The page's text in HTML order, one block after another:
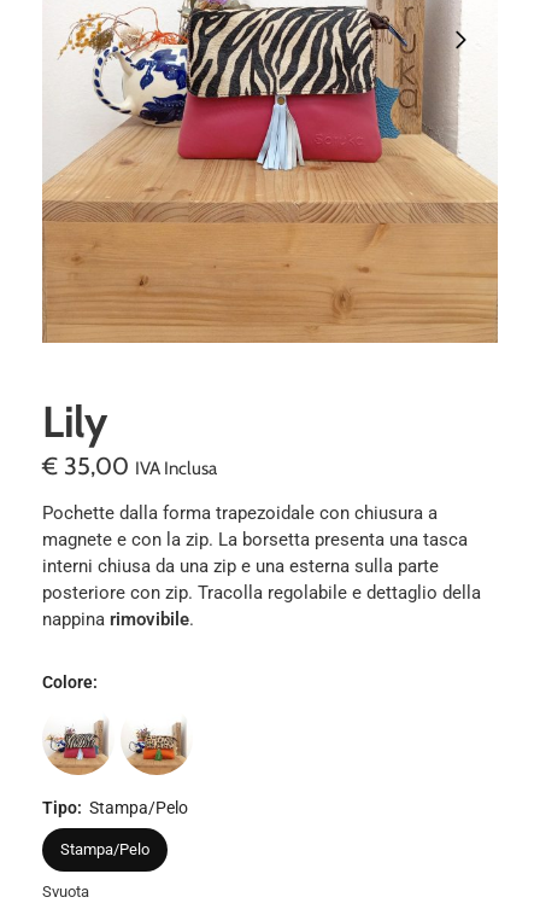
Lily
€ 35,00 IVA Inclusa
Pochette dalla forma trapezoidale con chiusura a
magnete e con la zip. La borsetta presenta una tasca
interni chiusa da una zip e una esterna sulla parte
posteriore con zip. Tracolla regolabile e dettaglio della
nappina rimovibile.
Colore:
Tipo: Stampa/Pelo
Stampa/Pelo
Svuota